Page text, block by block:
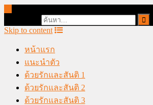
Skip to content
หน้าแรก
แนะนำตัว
ด้วยรักและสันติ 1
ด้วยรักและสันติ 2
ด้วยรักและสันติ 3